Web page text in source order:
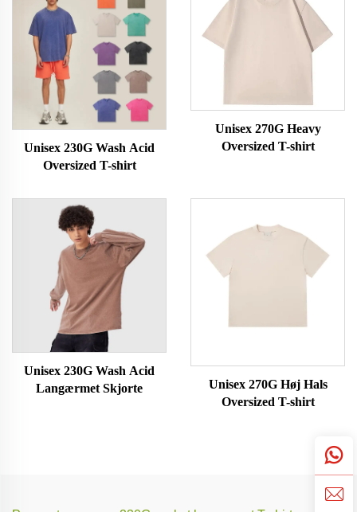
Unisex 230G Wash Acid
Oversized T-shirt
Unisex 270G Heavy
Oversized T-shirt
Unisex 230G Wash Acid
Langærmet Skjorte
Unisex 270G Høj Hals
Oversized T-shirt